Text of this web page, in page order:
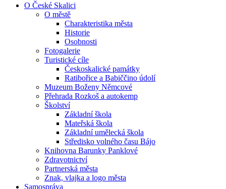
O České Skalici
O městě
Charakteristika města
Historie
Osobnosti
Fotogalerie
Turistické cíle
Českoskalické památky
Ratibořice a Babiččino údolí
Muzeum Boženy Němcové
Přehrada Rozkoš a autokemp
Školství
Základní škola
Mateřská škola
Základní umělecká škola
Středisko volného času Bájo
Knihovna Barunky Panklové
Zdravotnictví
Partnerská města
Znak, vlajka a logo města
Samospráva